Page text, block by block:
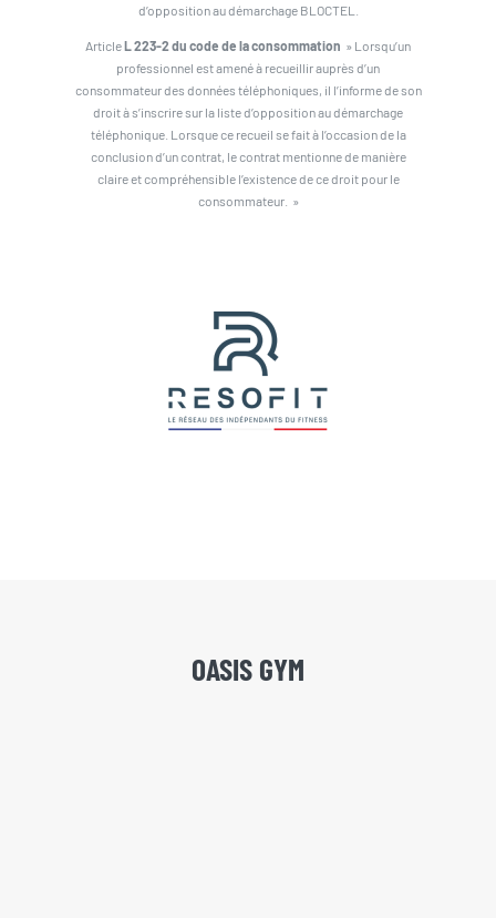
d’opposition au démarchage BLOCTEL.
ArticleL 223-2 du code de la consommation » Lorsqu’un
professionnel est amené à recueillir auprès d’un
consommateur des données téléphoniques, il l’informe de son
droit à s’inscrire sur la liste d’opposition au démarchage
téléphonique. Lorsque ce recueil se fait à l’occasion de la
conclusion d’un contrat, le contrat mentionne de manière
claire et compréhensible l’existence de ce droit pour le
consommateur. »
OASIS GYM